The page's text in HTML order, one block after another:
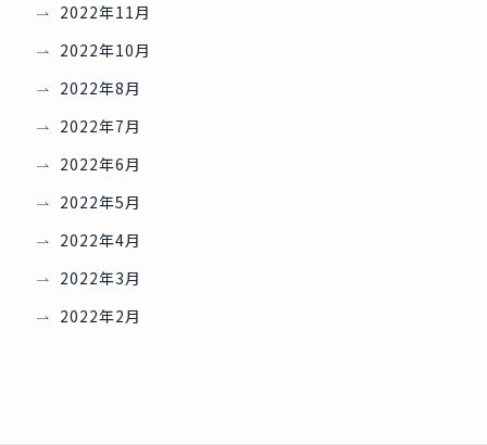
2022年11月
2022年10月
2022年8月
2022年7月
2022年6月
2022年5月
2022年4月
2022年3月
2022年2月